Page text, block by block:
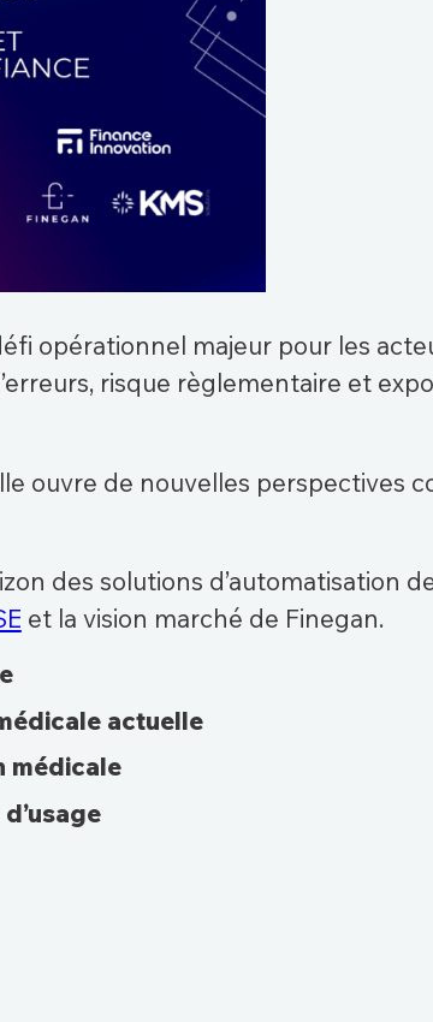
opérationnel majeur pour les
risque règlementaire et
ouvre de nouvelles perspectives
des solutions d’automatisation
et la vision marché de Finegan.
actuelle
médicale